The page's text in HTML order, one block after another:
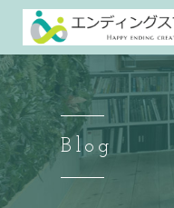
Blog